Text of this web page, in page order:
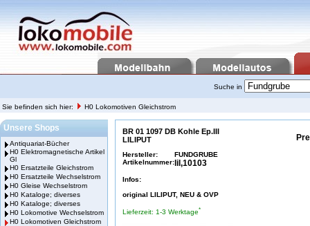
Suche in
Sie befinden sich hier: H0 Lokomotiven Gleichstrom
Unsere Shops
Antiquariat-Bücher
H0 Elektromagnetische Artikel
Gl
H0 Ersatzteile Gleichstrom
H0 Ersatzteile Wechselstrom
H0 Gleise Wechselstrom
H0 Kataloge; diverses
H0 Kataloge; diverses
H0 Lokomotive Wechselstrom
H0 Lokomotiven Gleichstrom
BR 01 1097 DB Kohle Ep.III
LILIPUT
Hersteller:
FUNDGRUBE
Artikelnummer: lil,10103
Infos:
original LILIPUT, NEU & OVP
Lieferzeit: 1-3 Werktage*